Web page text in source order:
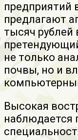
предприятий
предлагают
тысяч рублей
не только
почвы, но и
Высокая